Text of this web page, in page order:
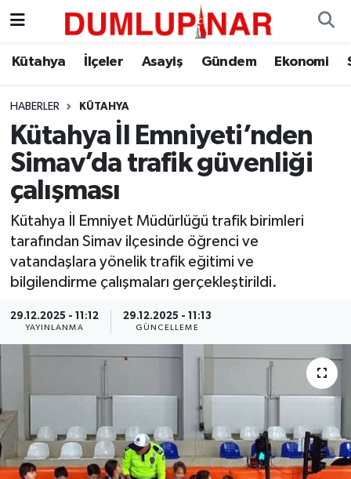
Kütahya İlçeler Asayiş Gündem Ekonomi
HABERLER KÜTAHYA
Kütahya İl Emniyeti’nden
Simav’da trafik güvenliği
çalışması
Kütahya İl Emniyet Müdürlüğü trafik birimleri
tarafından Simav ilçesinde öğrenci ve
vatandaşlara yönelik trafik eğitimi ve
bilgilendirme çalışmaları gerçekleştirildi.
29.12.2025 - 11:12
YAYINLANMA
29.12.2025 - 11:13
GÜNCELLEME
Asayiş
Diğer
Dünya
Eğitim
Ekonomi
Eleman
Kültür-Sanat
Kütahya Hava Durumu
Kütahya Trafik Yoğunluk Haritası
Süper Lig Puan Durumu ve Fikstür
Tüm Manşetler
Son Dakika Haberleri
Haber Arşivi